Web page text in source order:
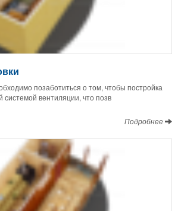
позаботиться о том, чтобы постройка
вентиляции, что позв
Подробнее